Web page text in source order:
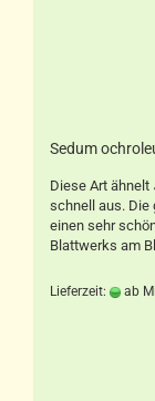
Sedum
Diese Art ähnelt
schnell aus. Die
einen sehr
Blattwerks am
Lieferzeit: ab